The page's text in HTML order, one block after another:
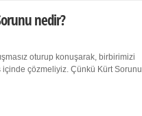
nedir?
oturup konuşarak, birbirimizi
çözmeliyiz. Çünkü Kürt Sorunu